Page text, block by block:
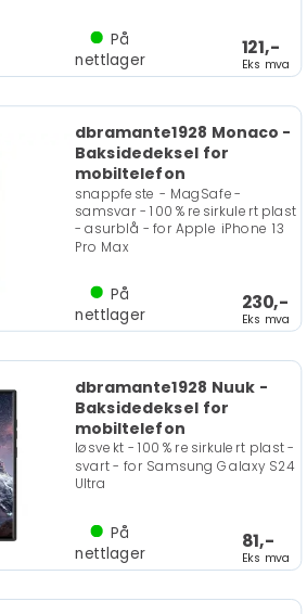
121,-
Eks mva
På
nettlager
dbramante1928 Monaco -
Baksidedeksel for
mobiltelefon
snappfeste - MagSafe-
samsvar - 100 % resirkulert plast
- asurblå - for Apple iPhone 13
Pro Max
230,-
Eks mva
På
nettlager
dbramante1928 Nuuk -
Baksidedeksel for
mobiltelefon
løsvekt - 100 % resirkulert plast -
svart - for Samsung Galaxy S24
Ultra
81,-
Eks mva
På
nettlager